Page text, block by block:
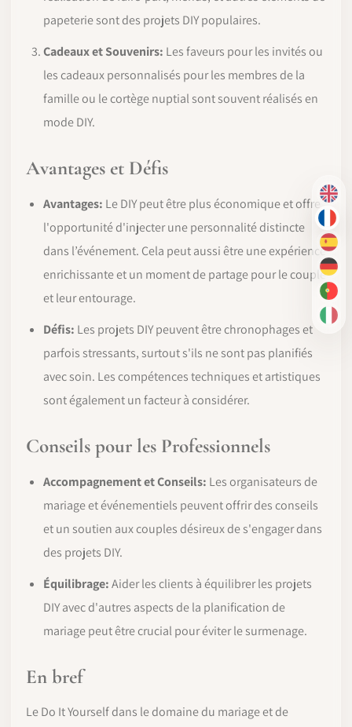
EN
FR
ES
DE
PT-
IT
papeterie sont des projets DIY populaires.
Cadeaux et Souvenirs: Les faveurs pour les invités ou
les cadeaux personnalisés pour les membres de la
famille ou le cortège nuptial sont souvent réalisés en
mode DIY.
Avantages et Défis
Avantages: Le DIY peut être plus économique et offre
l'opportunité d'injecter une personnalité distincte
dans l’événement. Cela peut aussi être une expérience
enrichissante et un moment de partage pour le couple
et leur entourage.
Défis: Les projets DIY peuvent être chronophages et
parfois stressants, surtout s'ils ne sont pas planifiés
avec soin. Les compétences techniques et artistiques
sont également un facteur à considérer.
Conseils pour les Professionnels
Accompagnement et Conseils: Les organisateurs de
mariage et événementiels peuvent offrir des conseils
et un soutien aux couples désireux de s'engager dans
des projets DIY.
Équilibrage:Aider les clients à équilibrer les projets
DIY avec d'autres aspects de la planification de
mariage peut être crucial pour éviter le surmenage.
En bref
Le Do It Yourself dans le domaine du mariage et de